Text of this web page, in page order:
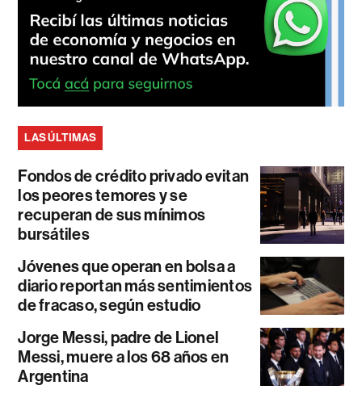
LAS ÚLTIMAS
Fondos de crédito privado evitan
los peores temores y se
recuperan de sus mínimos
bursátiles
Jóvenes que operan en bolsa a
diario reportan más sentimientos
de fracaso, según estudio
Jorge Messi, padre de Lionel
Messi, muere a los 68 años en
Argentina